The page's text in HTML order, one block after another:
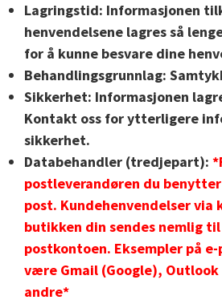
Lagringstid: Informasjonen
henvendelsene lagres så
for å kunne besvare dine
Behandlingsgrunnlag:
Sikkerhet: Informasjonen
Kontakt oss for ytterligere
sikkerhet.
Databehandler (tredjepart):
postleverandøren du
post. Kundehenvendelser
butikken din sendes nemlig
postkontoen. Eksempler på
være Gmail (Google),
andre*